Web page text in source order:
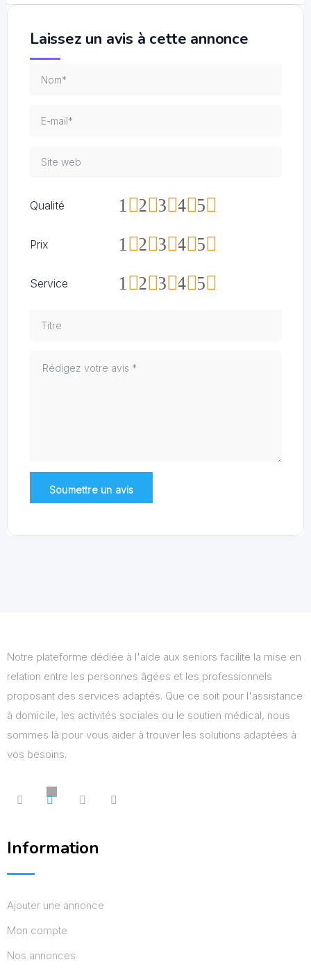
Laissez un avis à cette annonce
Qualité 5
4
3
2
1
Prix 5
4
3
2
1
Service 5
4
3
2
1
Notre plateforme dédiée à l'aide aux seniors facilite la mise en
relation entre les personnes âgées et les professionnels
proposant des services adaptés. Que ce soit pour l'assistance
à domicile, les activités sociales ou le soutien médical, nous
sommes là pour vous aider à trouver les solutions adaptées à
vos besoins.
Information
Ajouter une annonce
Mon compte
Nos annonces